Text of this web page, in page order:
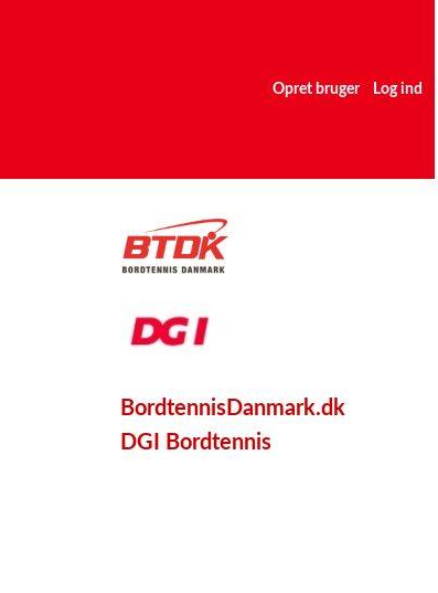
Opret bruger Log ind
BordtennisDanmark.dk
DGI Bordtennis